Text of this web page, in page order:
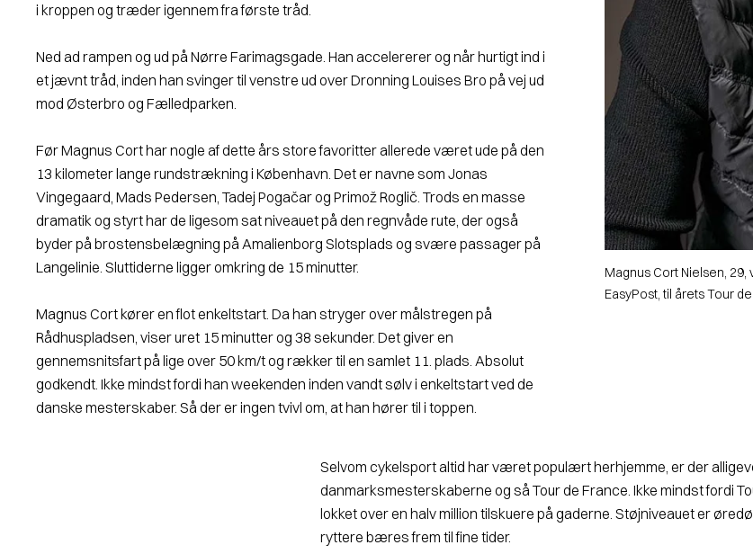
Magnus Cort Nielsen,
EasyPost, til årets Tour
i kroppen og træder igennem fra første tråd.
Ned ad rampen og ud på Nørre Farimagsgade. Han accelererer og når hurtigt ind i
et jævnt tråd, inden han svinger til venstre ud over Dronning Louises Bro på vej ud
mod Østerbro og Fælledparken.
Før Magnus Cort har nogle af dette års store favoritter allerede været ude på den
13 kilometer lange rundstrækning i København. Det er navne som Jonas
Vingegaard, Mads Pedersen, Tadej Pogačar og Primož Roglič. Trods en masse
dramatik og styrt har de ligesom sat niveauet på den regnvåde rute, der også
byder på brostensbelægning på Amalienborg Slotsplads og svære passager på
Langelinie. Sluttiderne ligger omkring de 15 minutter.
Magnus Cort kører en flot enkeltstart. Da han stryger over målstregen på
Rådhuspladsen, viser uret 15 minutter og 38 sekunder. Det giver en
gennemsnitsfart på lige over 50 km/t og rækker til en samlet 11. plads. Absolut
godkendt. Ikke mindst fordi han weekenden inden vandt sølv i enkeltstart ved de
danske mesterskaber. Så der er ingen tvivl om, at han hører til i toppen.
Selvom cykelsport altid har været populært herhjemme, er der
danmarksmesterskaberne og så Tour de France. Ikke mindst fordi
lokket over en halv million tilskuere på gaderne. Støjniveauet er
ryttere bæres frem til fine tider.